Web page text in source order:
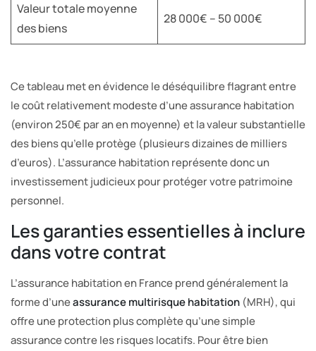
Valeur totale moyenne
des biens
28 000€ – 50 000€
Ce tableau met en évidence le déséquilibre flagrant entre
le coût relativement modeste d’une assurance habitation
(environ 250€ par an en moyenne) et la valeur substantielle
des biens qu’elle protège (plusieurs dizaines de milliers
d’euros). L’assurance habitation représente donc un
investissement judicieux pour protéger votre patrimoine
personnel.
Les garanties essentielles à inclure
dans votre contrat
L’assurance habitation en France prend généralement la
forme d’uneassurance multirisque habitation (MRH), qui
offre une protection plus complète qu’une simple
assurance contre les risques locatifs. Pour être bien